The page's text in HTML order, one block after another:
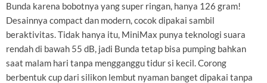
Bunda karena bobotnya yang super ringan, hanya 126 gram!
Desainnya compact dan modern, cocok dipakai sambil
beraktivitas. Tidak hanya itu, MiniMax punya teknologi suara
rendah di bawah 55 dB, jadi Bunda tetap bisa pumping bahkan
saat malam hari tanpa mengganggu tidur si kecil. Corong
berbentuk cup dari silikon lembut nyaman banget dipakai tanpa